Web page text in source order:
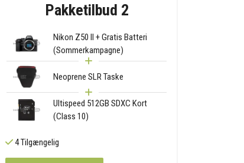
Pakketilbud 2
Nikon Z50 II + Gratis Batteri
(Sommerkampagne)
Neoprene SLR Taske
Ultispeed 512GB SDXC Kort
(Class 10)
4 Tilgængelig